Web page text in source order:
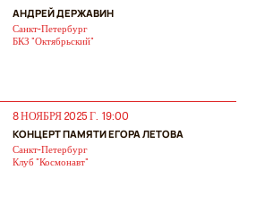
АНДРЕЙ ДЕРЖАВИН
Санкт-Петербург
БКЗ "Октябрьский"
8 НОЯБРЯ 2025 Г. 19:00
КОНЦЕРТ ПАМЯТИ ЕГОРА ЛЕТОВА
Санкт-Петербург
Клуб "Космонавт"